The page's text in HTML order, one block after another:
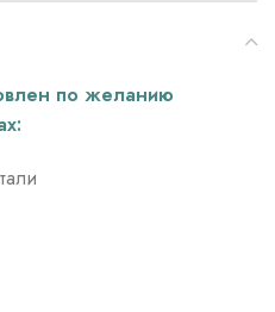
по желанию